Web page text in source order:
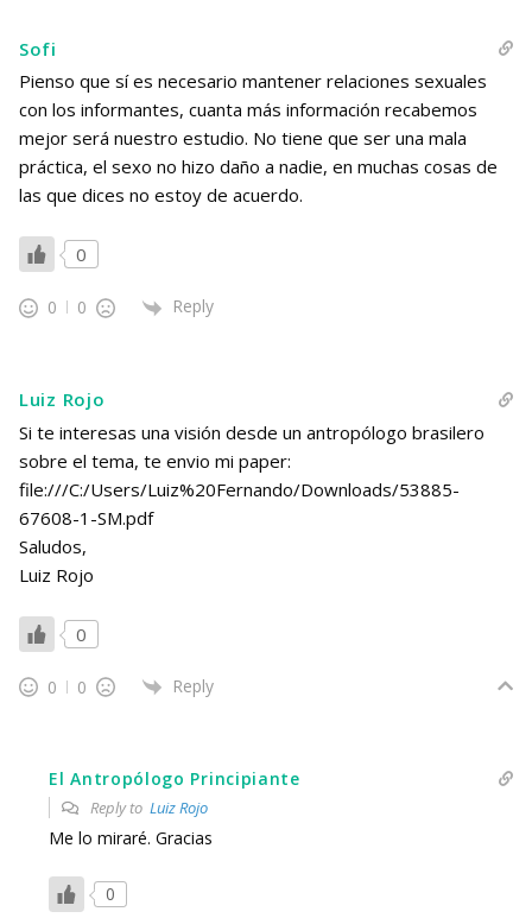
Sofi
Pienso que sí es necesario mantener relaciones sexuales
con los informantes, cuanta más información recabemos
mejor será nuestro estudio. No tiene que ser una mala
práctica, el sexo no hizo daño a nadie, en muchas cosas de
las que dices no estoy de acuerdo.
0
0 0 Reply
Luiz Rojo
Si te interesas una visión desde un antropólogo brasilero
sobre el tema, te envio mi paper:
file:///C:/Users/Luiz%20Fernando/Downloads/53885-
67608-1-SM.pdf
Saludos,
Luiz Rojo
0
0 0 Reply
El Antropólogo Principiante
Reply to Luiz Rojo
Me lo miraré. Gracias
0